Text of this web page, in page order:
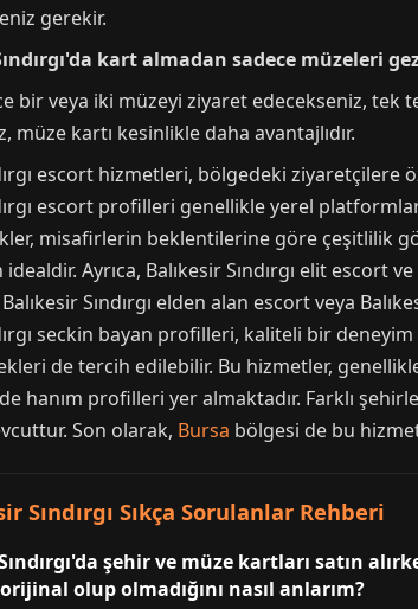
gerekir.
kart almadan sadece müzeleri
bir veya iki müzeyi ziyaret edecekseniz,
müze kartı kesinlikle daha avantajlıdır.
escort hizmetleri, bölgedeki
escort profilleri genellikle yerel
misafirlerin beklentilerine göre çeşitlilik
Ayrıca, Balıkesir Sındırgı elit escort
Sındırgı elden alan escort veya
seckin bayan profilleri, kaliteli bir
de tercih edilebilir. Bu hizmetler,
hanım profilleri yer almaktadır. Farklı
Son olarak, Bursa bölgesi de bu
Sındırgı Sıkça Sorulanlar Rehberi
şehir ve müze kartları satın
olup olmadığını nasıl anlarım?